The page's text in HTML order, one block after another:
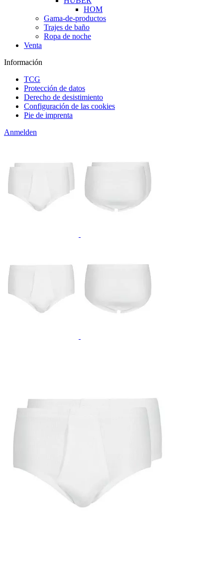
HOM
Gama-de-productos
Trajes de baño
Ropa de noche
Venta
Información
TCG
Protección de datos
Derecho de desistimiento
Configuración de las cookies
Pie de imprenta
Anmelden